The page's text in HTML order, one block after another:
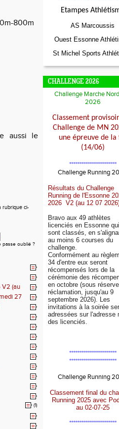
800m
aussi le
rubrique ci-
passe oublié ?
V2 (au
27
(1)
Etampes
AS Marcoussis
Ouest Essonne
St Michel Sports
CHALLENGE 2026
Challenge Marche
2026
Classement
Challenge de MN
une épreuve de la
(14/06)
************************
Challenge Running
Résultats du Challenge
Running de l'Essonne
2026 V2 (au 12 07
Bravo aux 49 athlètes
licenciés en Essonne
sont classés, en
au moins 6 courses du
challenge.
Conformément au
34 d'entre eux seront
récompensés lors de la
cérémonie des
en octobre (sous
réclamation, jusqu'au 9
septembre 2026). Les
invitations à la soirée
adressées sur l'adresse
des licenciés.
************************
************************
Challenge Running
Classement final du
Running 2025 avec
au 02-07-25
************************